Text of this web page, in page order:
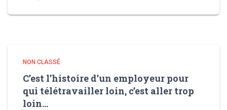
NON CLASSÉ
C’est l’histoire d’un employeur pour
qui télétravailler loin, c’est aller trop
loin…